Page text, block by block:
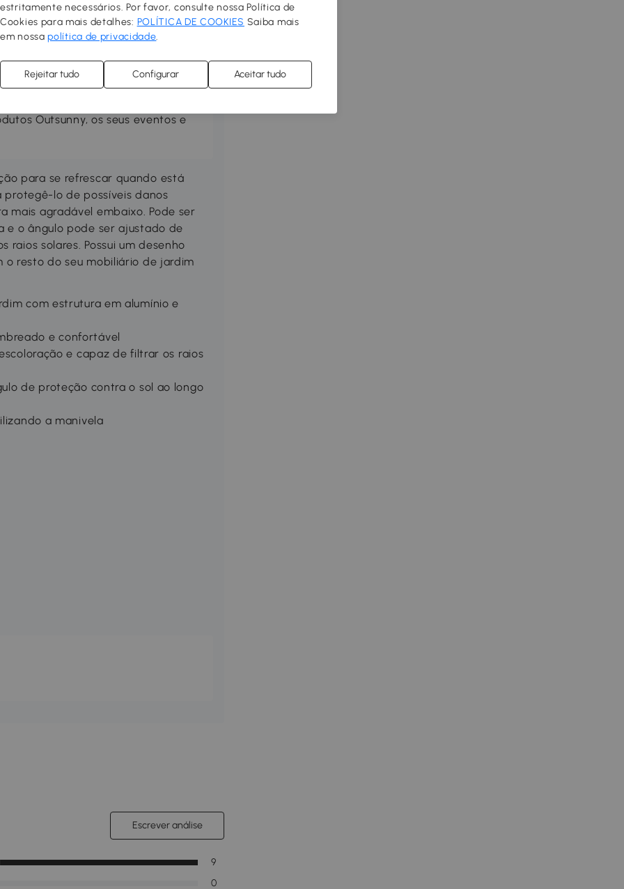
no seu espaço preferido.
prático e acolhedor.
toldos, guarda-sóis, pisos
mobiliário de exterior
um churrasco e desfrute ao
Outsunny, os seus eventos e
para se refrescar quando está
lo de possíveis danos
mais agradável embaixo. Pode ser
o ângulo pode ser ajustado de
raios solares. Possui um desenho
resto do seu mobiliário de jardim
com estrutura em alumínio e
e confortável
e capaz de filtrar os raios
de proteção contra o sol ao longo
a manivela
Escrever análise
0
9
estritamente necessários. Por favor, consulte nossa Política de
Cookies para mais detalhes: POLÍTICA DE COOKIES Saiba mais
em nossapolítica de privacidade.
Rejeitar tudo Configurar Aceitar tudo